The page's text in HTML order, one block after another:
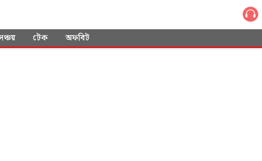
টেক অফবিট